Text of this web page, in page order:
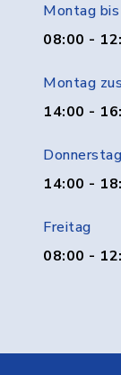
Montag
08:00 -
Montag
14:00 -
14:00 -
Freitag
08:00 -